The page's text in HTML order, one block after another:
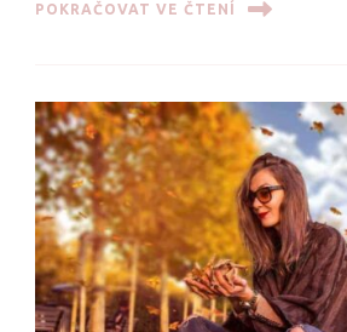
POKRAČOVAT VE ČTENÍ